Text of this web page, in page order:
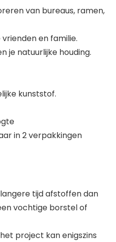
van bureaus, ramen,
en familie.
je natuurlijke houding.
kunststof.
in 2 verpakkingen
tijd afstoffen dan
vochtige borstel of
project kan enigszins